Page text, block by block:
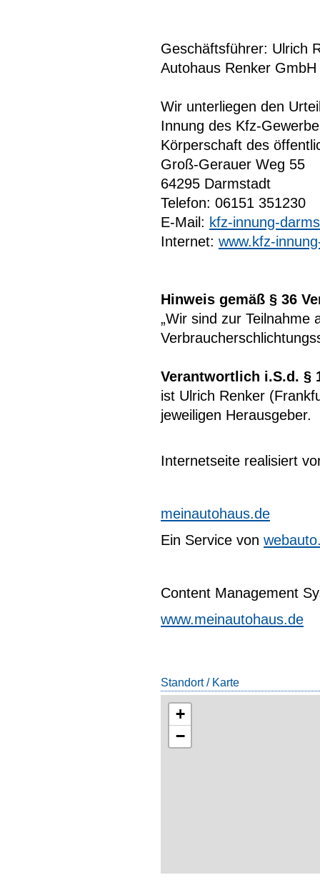
Geschäftsführer: Ulrich
Autohaus Renker GmbH
Wir unterliegen den
Innung des Kfz-
Körperschaft des
Groß-Gerauer Weg 55
64295 Darmstadt
Telefon: 06151 351230
E-Mail: kfz-innung-
Internet: www.kfz-
Hinweis gemäß § 36
„Wir sind zur Teilnahme
Verantwortlich i.S.d. §
ist Ulrich Renker
jeweiligen Herausgeber.
Internetseite realisiert
meinautohaus.de
Ein Service von
Content Management
www.meinautohaus.de
Standort / Karte
+
−